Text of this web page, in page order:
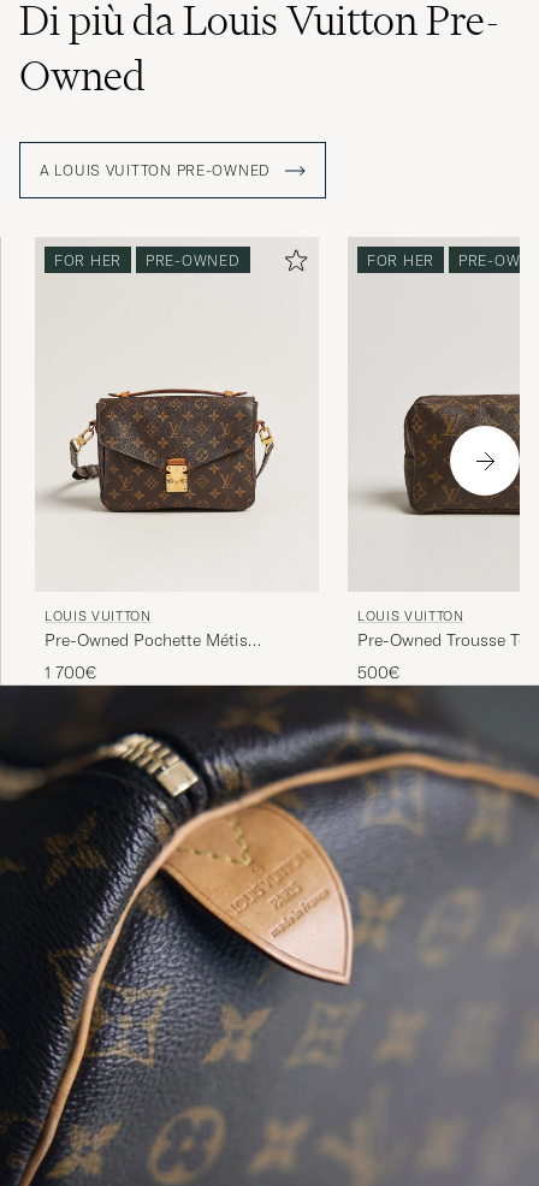
Di più da Louis Vuitton Pre-
Owned
A LOUIS VUITTON PRE-OWNED
FOR HER PRE-OWNED
LOUIS VUITTON
Pre-Owned Pochette Métis
Monogram
1 700€
FOR HER PRE-
LOUIS VUITTON
Pre-Owned Trousse
Monogram
500€